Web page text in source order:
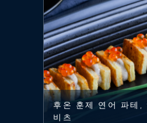
후온 훈제 연어 파테,
비츠